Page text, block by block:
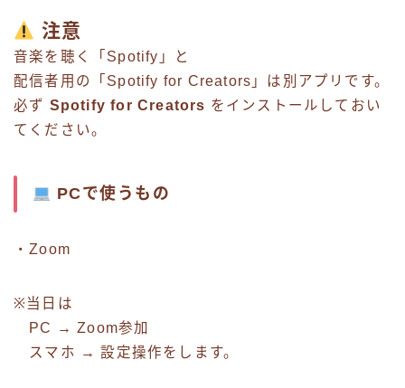
注意
音楽を聴く「Spotify」と
配信者用の「Spotify for Creators」は別アプリです。
必ず Spotify for Creators をインストールしておい
てください。
PCで使うもの
・Zoom
※当日は
PC → Zoom参加
スマホ → 設定操作をします。